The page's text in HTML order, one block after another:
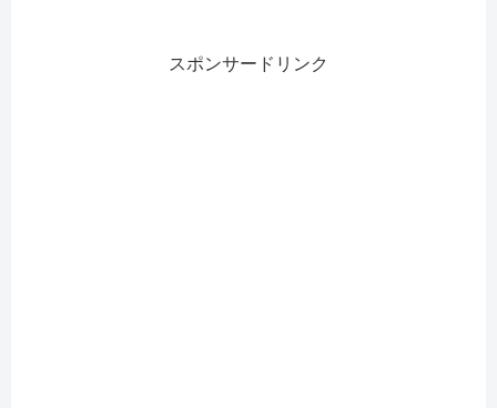
スポンサードリンク